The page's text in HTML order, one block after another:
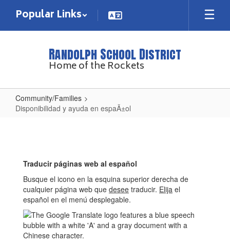
main
Popular Links
Randolph School District
Home of the Rockets
Community/Families
Disponibilidad y ayuda en espaÃ±ol
ayuda
espaÃ±ol
Traducir páginas web al español
Busque el icono en la esquina superior derecha de
cualquier página web que desee traducir. Elija el
español en el menú desplegable.